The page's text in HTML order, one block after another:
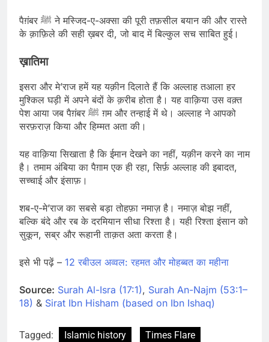
पैग़ंबर ﷺ ने मस्जिद-ए-अक्सा की पूरी तफ़सील बयान की और रास्ते
के क़ाफ़िले की सही ख़बर दी, जो बाद में बिल्कुल सच साबित हुई।
ख़ातिमा
इसरा और मे’राज हमें यह यक़ीन दिलाते हैं कि अल्लाह तआला हर
मुश्किल घड़ी में अपने बंदों के क़रीब होता है। यह वाक़िया उस वक़्त
पेश आया जब पैग़ंबर ﷺ ग़म और तन्हाई में थे। अल्लाह ने आपको
सरफ़राज़ किया और हिम्मत अता की।
यह वाक़िया सिखाता है कि ईमान देखने का नहीं, यक़ीन करने का नाम
है। तमाम अंबिया का पैग़ाम एक ही रहा, सिर्फ़ अल्लाह की इबादत,
सच्चाई और इंसाफ़।
शब-ए-मे’राज का सबसे बड़ा तोहफ़ा नमाज़ है। नमाज़ बोझ नहीं,
बल्कि बंदे और रब के दरमियान सीधा रिश्ता है। यही रिश्ता इंसान को
सुकून, सब्र और रूहानी ताक़त अता करता है।
इसे भी पढ़ें – 12 रबीउल अव्वल: रहमत और मोहब्बत का महीना
Source: Surah Al-Isra (17:1), Surah An-Najm (53:1–
18) & Sirat Ibn Hisham (based on Ibn Ishaq)
Tagged: Islamic history
Times Flare